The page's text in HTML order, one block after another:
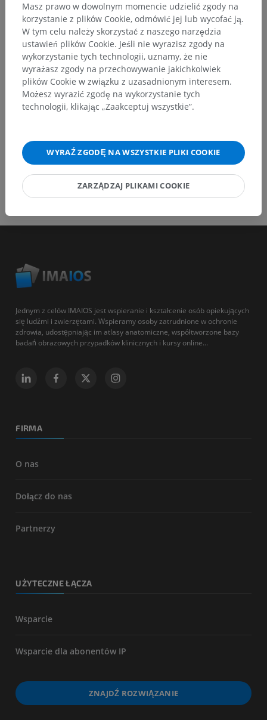
Phase-contrast velocity imaging
First pass myocardial perfusion MRI
Delayed Enhancement MRI (DE-MRI)
Coronary MR angiography
ISBN 978-1847537768
Jednym z celów IMAIOS jest wspieranie i kształcenie osób opiekujących
się ludźmi i zwierzętami. Wspieramy osoby zatrudnione w ochronie
zdrowia, udostępniając im atlasy anatomiczne, współtworzone bazy
badań obrazowych przypadków klinicznych i kursy online...
FIRMA
O nas
Dołącz do nas
Partnerzy
UŻYTECZNE ŁĄCZA
Wsparcie
Wsparcie dla abonentów IP
ZNAJDŹ ROZWIĄZANIE
Masz prawo w dowolnym momencie udzielić zgody na
korzystanie z plików Cookie, odmówić jej lub wycofać ją.
W tym celu należy skorzystać z naszego narzędzia
ustawień plików Cookie. Jeśli nie wyrazisz zgody na
wykorzystanie tych technologii, uznamy, że nie
wyrażasz zgody na przechowywanie jakichkolwiek
plików Cookie w związku z uzasadnionym interesem.
Możesz wyrazić zgodę na wykorzystanie tych
technologii, klikając „Zaakceptuj wszystkie”.
WYRAŹ ZGODĘ NA WSZYSTKIE PLIKI COOKIE
ZARZĄDZAJ PLIKAMI COOKIE